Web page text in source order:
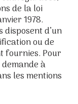
de la loi
1978.
d’un
ou de
fournies. Pour
à
les mentions